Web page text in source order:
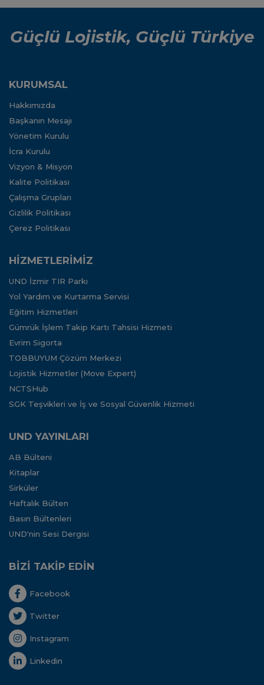
Güçlü Lojistik, Güçlü Türkiye
KURUMSAL
Hakkımızda
Başkanın Mesajı
Yönetim Kurulu
İcra Kurulu
Vizyon & Misyon
Kalite Politikası
Çalışma Grupları
Gizlilik Politikası
Çerez Politikası
HİZMETLERİMİZ
UND İzmir TIR Parkı
Yol Yardım ve Kurtarma Servisi
Eğitim Hizmetleri
Gümrük İşlem Takip Kartı Tahsisi Hizmeti
Evrim Sigorta
TOBBUYUM Çözüm Merkezi
Lojistik Hizmetler (Move Expert)
NCTSHub
SGK Teşvikleri ve İş ve Sosyal Güvenlik Hizmeti
UND YAYINLARI
AB Bülteni
Kitaplar
Sirküler
Haftalık Bülten
Basın Bültenleri
UND'nin Sesi Dergisi
BİZİ TAKİP EDİN
Facebook
Twitter
Instagram
Linkedin